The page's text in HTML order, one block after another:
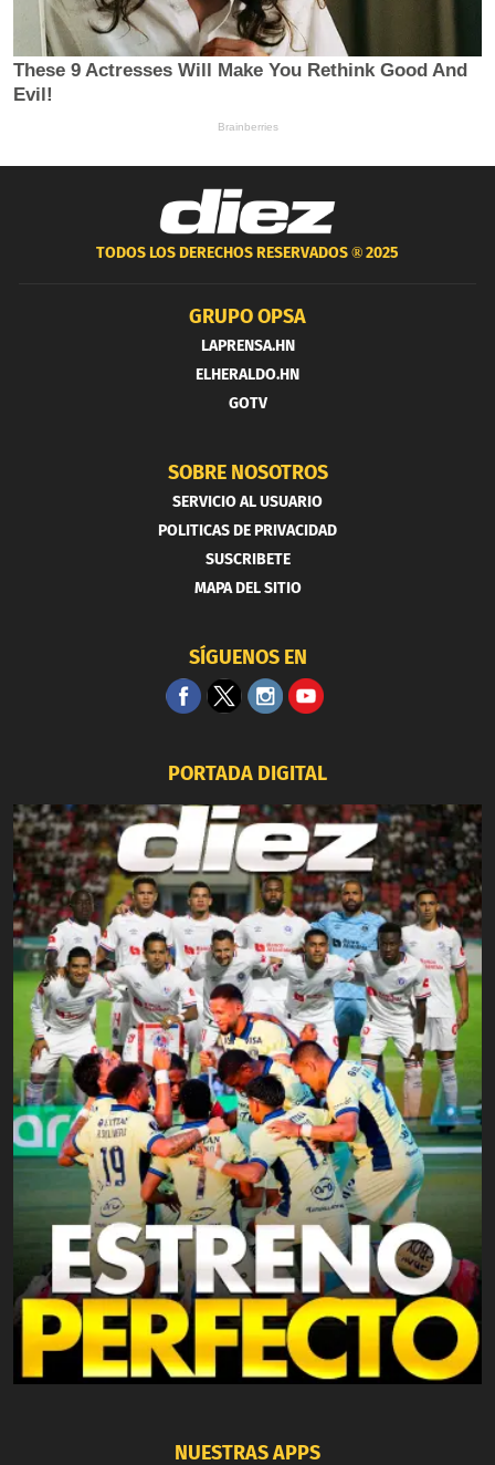
TODOS LOS DERECHOS RESERVADOS ®2025
GRUPO OPSA
LAPRENSA.HN
ELHERALDO.HN
GOTV
SOBRE NOSOTROS
SERVICIO AL USUARIO
POLITICAS DE PRIVACIDAD
SUSCRIBETE
MAPA DEL SITIO
SÍGUENOS EN
PORTADA DIGITAL
NUESTRAS APPS